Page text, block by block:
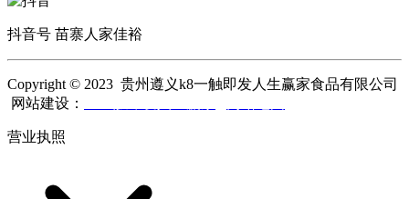
抖音号 苗寨人家佳裕
Copyright © 2023 贵州遵义k8一触即发人生赢家食品有限公司
网站建设：
营业执照